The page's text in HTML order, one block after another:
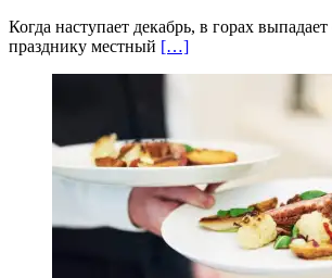
Когда наступает декабрь, в горах
празднику местный […]